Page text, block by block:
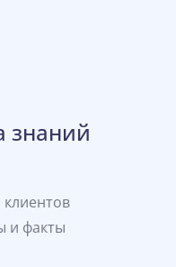
знаний
и факты